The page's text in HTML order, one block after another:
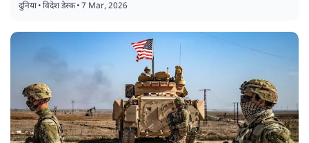
दुनिया•विदेश डेस्क•7 Mar, 2026